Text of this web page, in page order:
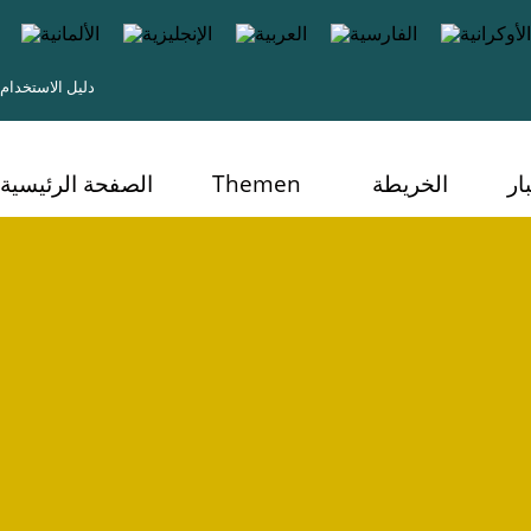
دليل الاستخدام
الصفحة الرئيسية Themen الخريطة